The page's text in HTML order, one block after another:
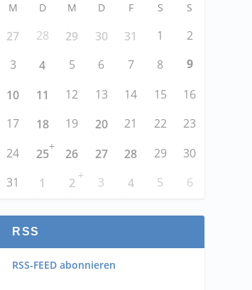
M D M D F S S
27 28 29 30 31 1
2
3
4 5 6 7 8
9
10
11 12 13 14 15
16
17
18 19 20 21 22
23
24
25
+
26 27 28 29
30
31
1 2
+ 3 4 5 6
RSS
RSS-FEED abonnieren